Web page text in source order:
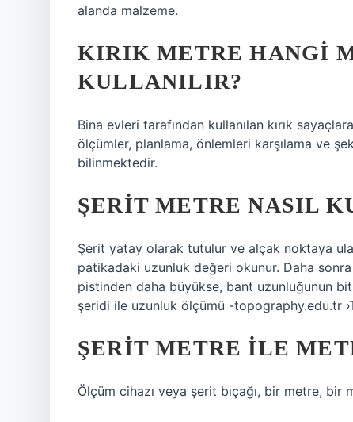
alanda malzeme.
KIRIK METRE HANGI
KULLANILIR?
Bina evleri tarafından kullanılan kırık
ölçümler, planlama, önlemleri karşılama ve
bilinmektedir.
ŞERIT METRE NASIL
Şerit yatay olarak tutulur ve alçak noktaya
patikadaki uzunluk değeri okunur. Daha
pistinden daha büyükse, bant uzunluğunun
şeridi ile uzunluk ölçümü -topography.edu.tr
ŞERIT METRE ILE
Ölçüm cihazı veya şerit bıçağı, bir metre,